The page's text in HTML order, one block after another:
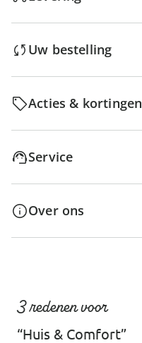
Uw bestelling
Acties & kortingen
Service
Over ons
3 redenen voor
“Huis & Comfort”